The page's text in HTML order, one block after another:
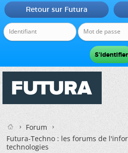
Retour sur Futura
Forum
Futura-Techno : les forums de
technologies